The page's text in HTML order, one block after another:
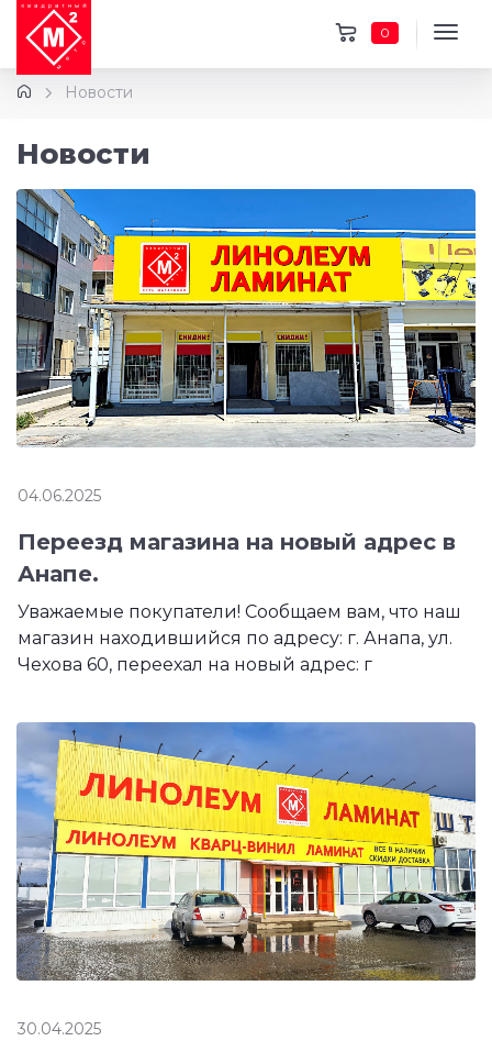
0
Новости
Новости
04.06.2025
Переезд магазина на новый адрес в
Анапе.
Уважаемые покупатели! Сообщаем вам, что наш
магазин находившийся по адресу: г. Анапа, ул.
Чехова 60, переехал на новый адрес: г
30.04.2025